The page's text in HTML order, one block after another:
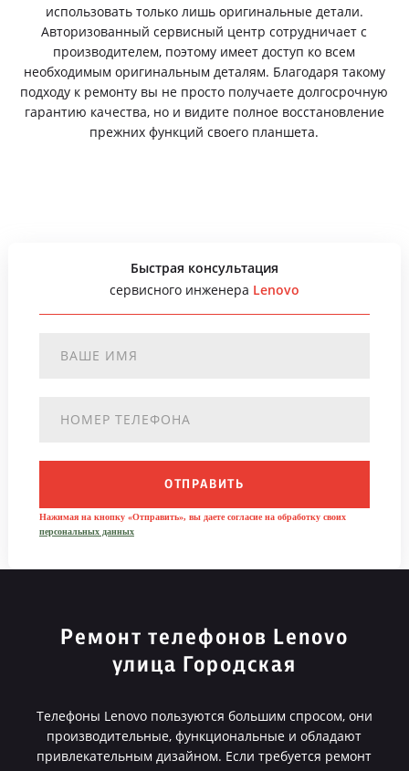
использовать только лишь оригинальные детали.
Авторизованный сервисный центр сотрудничает с
производителем, поэтому имеет доступ ко всем
необходимым оригинальным деталям. Благодаря такому
подходу к ремонту вы не просто получаете долгосрочную
гарантию качества, но и видите полное восстановление
прежних функций своего планшета.
Быстрая консультация
сервисного инженера Lenovo
ОТПРАВИТЬ
Нажимая на кнопку «Отправить», вы даете согласие на обработку своих
персональных данных
Ремонт телефонов Lenovo
улица Городская
Телефоны Lenovo пользуются большим спросом, они
производительные, функциональные и обладают
привлекательным дизайном. Если требуется ремонт